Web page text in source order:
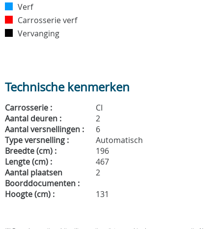
Verf
Carrosserie verf
Vervanging
Technische kenmerken
Carrosserie :
CI
Aantal deuren :
2
Aantal versnellingen :
6
Type versnelling :
Automatisch
Breedte (cm) :
196
Lengte (cm) :
467
Aantal plaatsen
Boorddocumenten :
2
Hoogte (cm) :
131